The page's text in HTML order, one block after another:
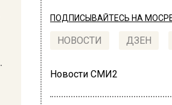
ПОДПИСЫВАЙТЕСЬ НА
НОВОСТИ ДЗЕН
Новости СМИ2